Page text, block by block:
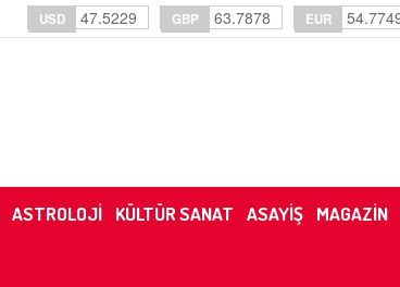
USD 47.5229 GBP 63.7878 EUR
ASTROLOJİ KÜLTÜR SANAT ASAYİŞ MAGAZİN